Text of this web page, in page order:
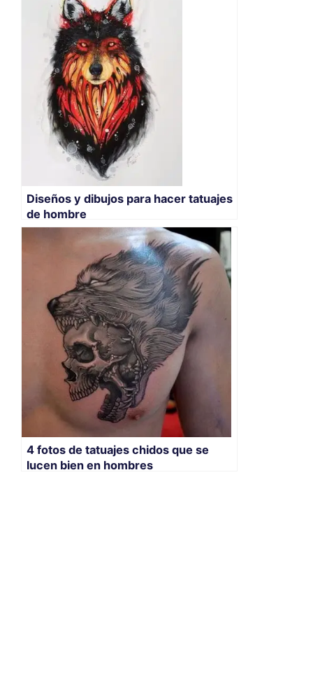
Diseños y dibujos para hacer tatuajes
de hombre
4 fotos de tatuajes chidos que se
lucen bien en hombres